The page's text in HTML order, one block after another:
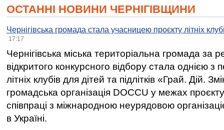
ОСТАННІ НОВИНИ ЧЕРНІГІВЩИНИ
Чернігівська громада стала учасницею проєкту літніх
17:17
Чернігівська міська територіальна громада за
відкритого конкурсного відбору стала однією
літніх клубів для дітей та підлітків «Грай. Дій.
громадська організація DOCCU у межах
співпраці з міжнародною неурядовою
в Україні.